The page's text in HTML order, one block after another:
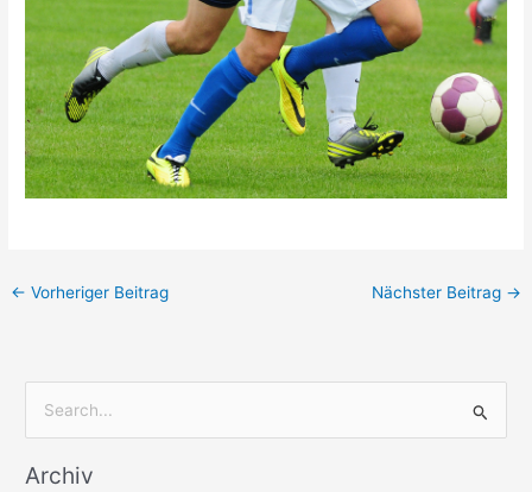
← Vorheriger Beitrag Nächster Beitrag →
c
Archiv